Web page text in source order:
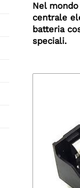
Nel
centrale
batteria
speciali.